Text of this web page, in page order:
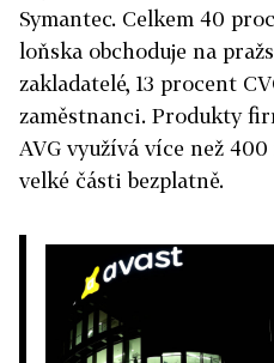
Symantec. Celkem 40
loňska obchoduje na
zakladatelé, 13 procent
zaměstnanci. Produkty
AVG využívá více než
velké části bezplatně.